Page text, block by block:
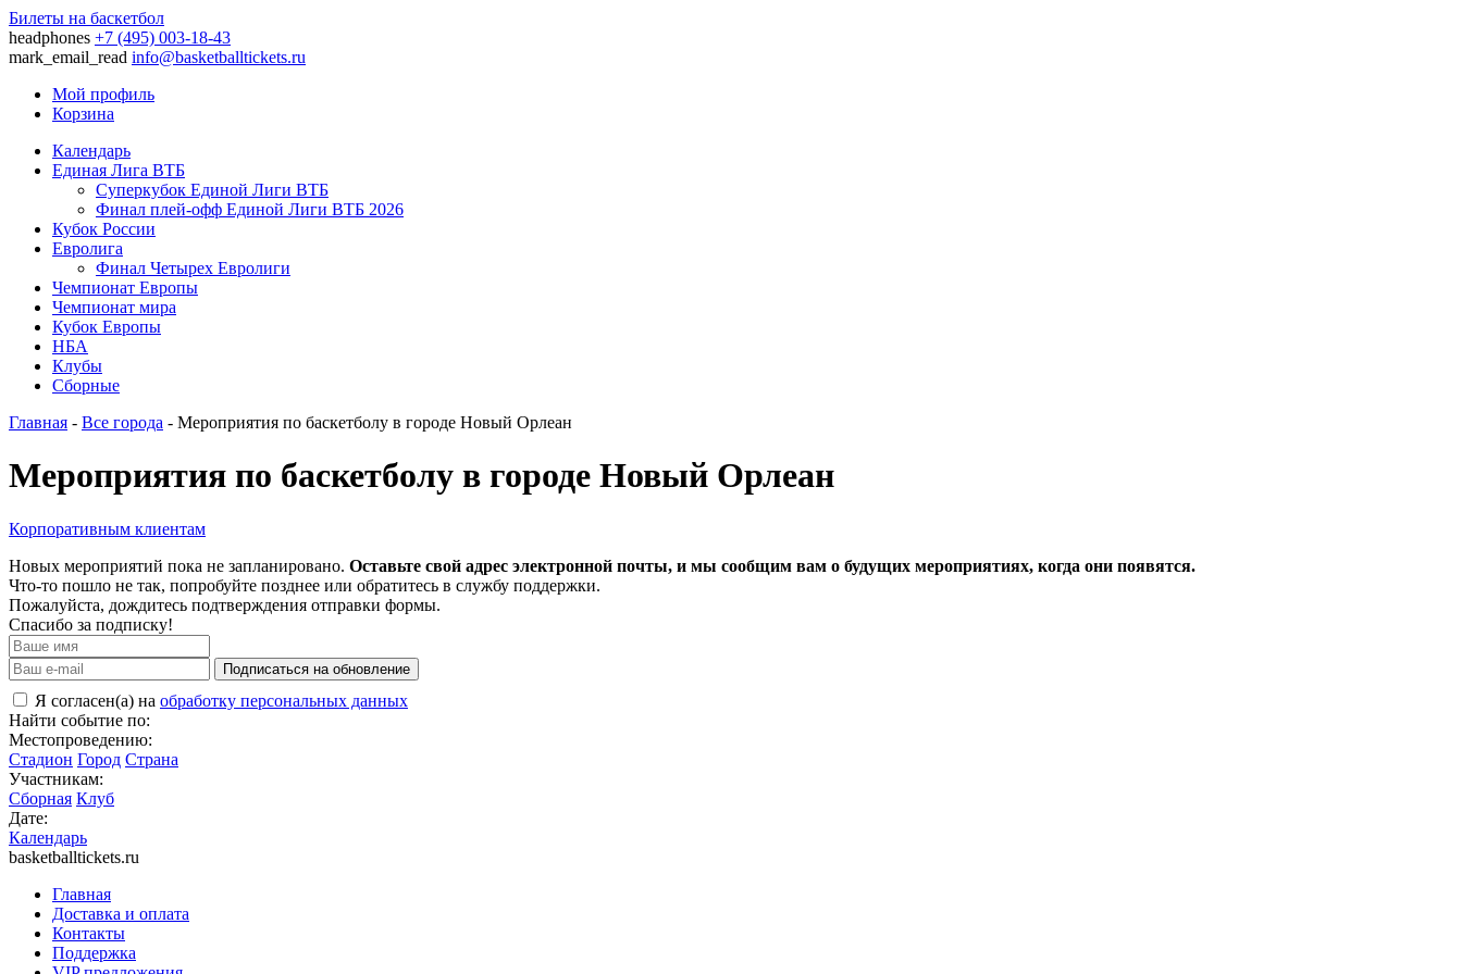
Билеты на баскетбол
headphones +7 (495) 003-18-43
mark_email_read info@basketballtickets.ru
Мой профиль
Корзина
Календарь
Единая Лига ВТБ
Суперкубок Единой Лиги ВТБ
Финал плей-офф Единой Лиги ВТБ 2026
Кубок России
Евролига
Финал Четырех Евролиги
Чемпионат Европы
Чемпионат мира
Кубок Европы
НБА
Клубы
Сборные
Главная - Все города - Мероприятия по баскетболу в городе Новый Орлеан
Мероприятия по баскетболу в городе Новый Орлеан
Корпоративным клиентам
Новых мероприятий пока не запланировано. Оставьте свой адрес электронной почты, и мы сообщим вам о будущих мероприятиях, когда они появятся.
Что-то пошло не так, попробуйте позднее или обратитесь в службу поддержки.
Пожалуйста, дождитесь подтверждения отправки формы.
Спасибо за подписку!
Подписаться на обновление
Я согласен(а) на обработку персональных данных
Найти событие по:
Местопроведению:
Стадион Город Страна
Участникам:
Сборная Клуб
Дате:
Календарь
basketballtickets.ru
Главная
Доставка и оплата
Контакты
Поддержка